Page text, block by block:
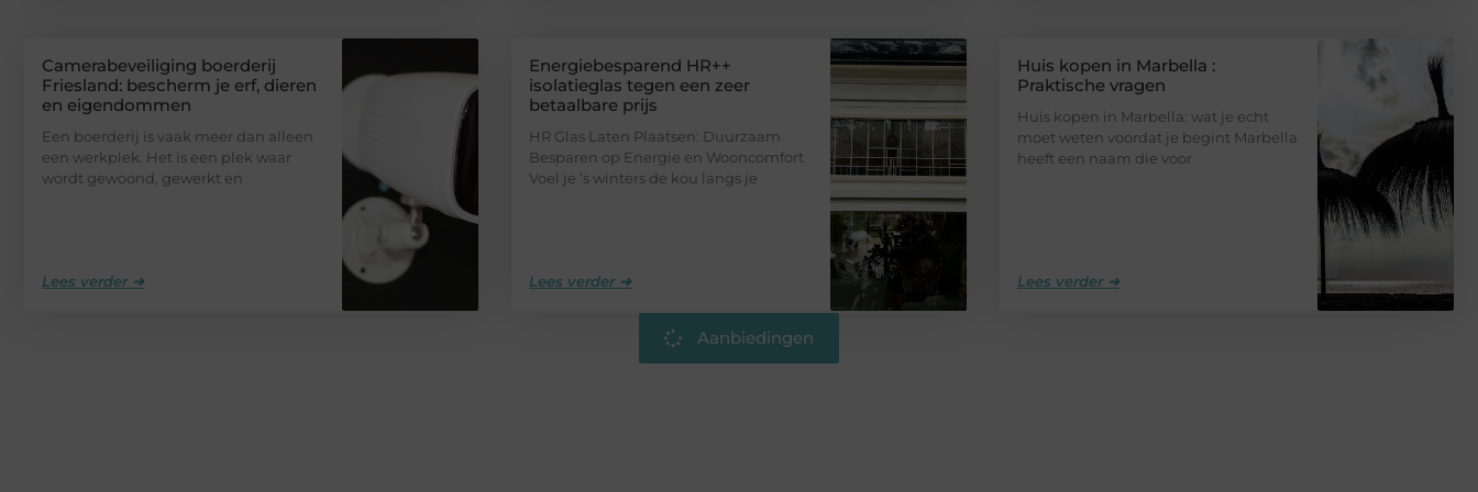
Camerabeveiliging boerderij
Friesland: bescherm je erf, dieren
en eigendommen
Een boerderij is vaak meer dan alleen
een werkplek. Het is een plek waar
wordt gewoond, gewerkt en
Lees verder ➜
Energiebesparend HR++
isolatieglas tegen een zeer
betaalbare prijs
HR Glas Laten Plaatsen: Duurzaam
Besparen op Energie en Wooncomfort
Voel je ’s winters de kou langs je
Lees verder ➜
Huis kopen in Marbella :
Praktische vragen
Huis kopen in Marbella: wat je echt
moet weten voordat je begint Marbella
heeft een naam die voor
Lees verder ➜
Aanbiedingen